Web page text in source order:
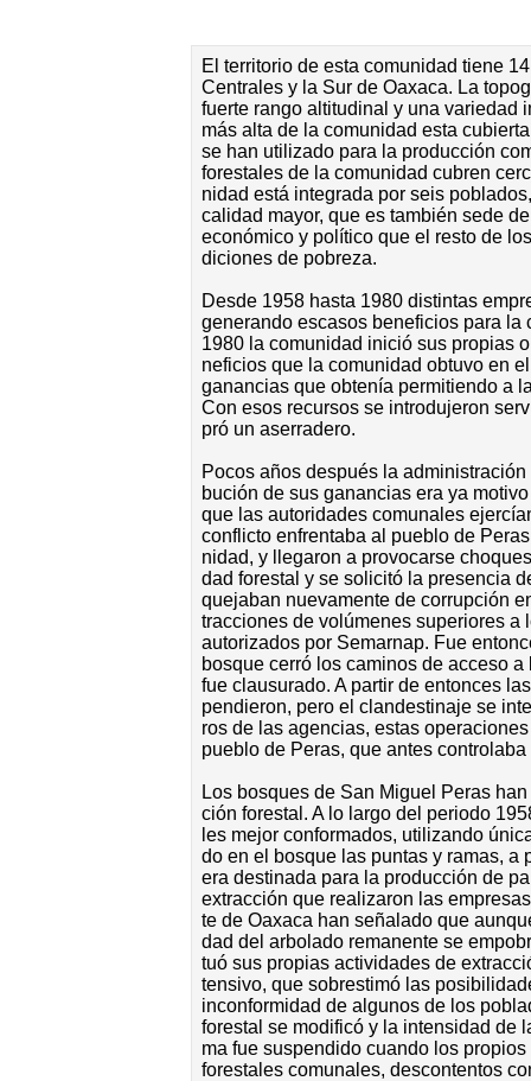
El te­rri­to­rio de es­ta co­mu­ni­dad tie­ne
Cen­tra­les y la Sur de Oa­xa­ca. La
fuer­te ran­go al­ti­tu­di­nal y una va­rie­dad
más al­ta de la co­mu­ni­dad es­ta
se han uti­li­za­do pa­ra la pro­duc­ción
fo­res­ta­les de la co­mu­ni­dad cu­bren
ni­dad es­tá in­te­gra­da por seis
ca­li­dad ma­yor, que es tam­bién se­de
eco­nó­mi­co y po­lí­ti­co que el res­to de
di­cio­nes de po­bre­za.
Des­de 1958 has­ta 1980 dis­tin­tas
ge­ne­ran­do es­ca­sos be­ne­fi­cios pa­ra
1980 la co­mu­ni­dad ini­ció sus pro­pias
ne­fi­cios que la co­mu­ni­dad ob­tu­vo en
ga­nan­cias que ob­te­nía per­mi­tien­do a
Con esos re­cur­sos se in­tro­du­je­ron
pró un ase­rra­de­ro.
Po­cos años des­pués la
bu­ción de sus ga­nan­cias era ya
que las au­to­ri­da­des co­mu­na­les
con­flic­to en­fren­ta­ba al pue­blo de
ni­dad, y lle­ga­ron a pro­vo­car­se
dad fo­res­tal y se so­li­ci­tó la pre­sen­cia
que­ja­ban nue­va­men­te de co­rrup­ción
trac­cio­nes de vo­lú­me­nes su­pe­rio­res a
au­to­ri­za­dos por Se­mar­nap. Fue
bos­que ce­rró los ca­mi­nos de ac­ce­so
fue clau­su­ra­do. A par­tir de en­ton­ces
pen­die­ron, pe­ro el clan­des­ti­na­je se
ros de las agen­cias, es­tas
pue­blo de Pe­ras, que antes
Los bos­ques de San Mi­guel Pe­ras
ción fo­res­tal. A lo lar­go del pe­rio­do
les me­jor con­for­ma­dos, uti­li­zan­do
do en el bos­que las pun­tas y ra­mas, a
era des­ti­na­da pa­ra la pro­duc­ción de
ex­trac­ción que rea­li­za­ron las
te de Oa­xa­ca han se­ña­la­do que
dad del ar­bo­la­do re­ma­nen­te se
tuó sus pro­pias ac­ti­vi­da­des de
ten­si­vo, que so­bres­ti­mó las
in­con­for­mi­dad de al­gu­nos de los
fo­res­tal se mo­di­fi­có y la in­ten­si­dad de
ma fue sus­pen­di­do cuan­do los
fo­res­ta­les co­mu­na­les, des­con­ten­tos